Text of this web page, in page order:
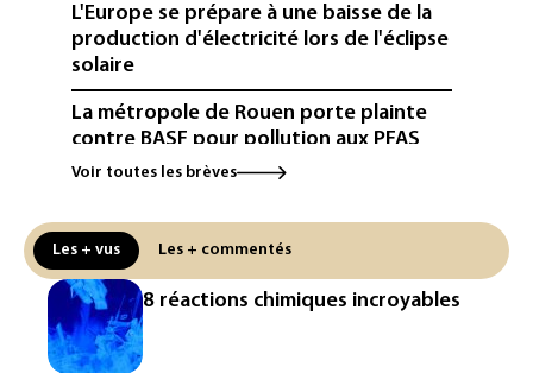
L'Europe se prépare à une baisse de la
production d'électricité lors de l'éclipse
solaire
La métropole de Rouen porte plainte
contre BASF pour pollution aux PFAS
Canicule: à l'arrêt depuis fin juillet, la
réseau
Véhicules de livraison autonomes: la
France ouvre la voie à leur
homologation
Voir toutes les brèves
Les + vus Les + commentés
8 réactions chimiques incroyables